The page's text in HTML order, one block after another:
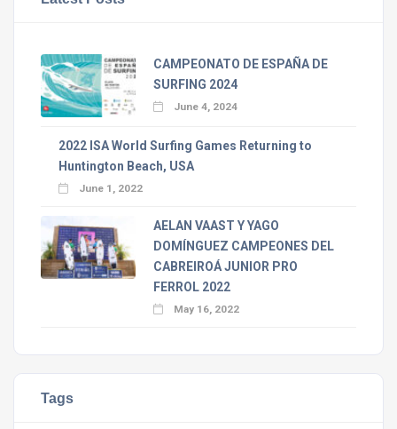
CAMPEONATO DE ESPAÑA DE
SURFING 2024
June 4, 2024
2022 ISA World Surfing Games Returning to
Huntington Beach, USA
June 1, 2022
AELAN VAAST Y YAGO
DOMÍNGUEZ CAMPEONES DEL
CABREIROÁ JUNIOR PRO
FERROL 2022
May 16, 2022
Tags